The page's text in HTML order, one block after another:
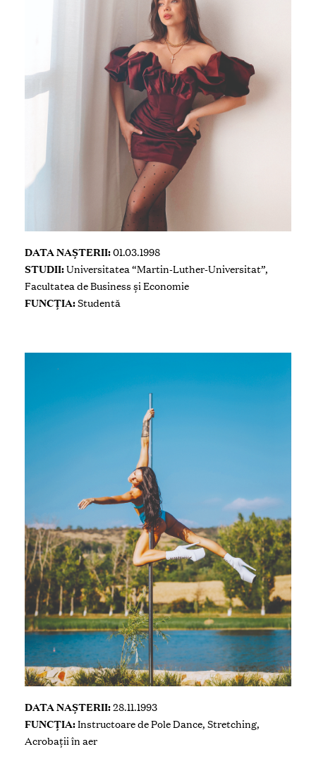
DATA NAȘTERII:01.03.1998
STUDII:Universitatea “Martin-Luther-Universitat”,
Facultatea de Business și Economie
FUNCȚIA:Studentă
DATA NAȘTERII:28.11.1993
FUNCȚIA:Instructoare de Pole Dance, Stretching,
Acrobații în aer